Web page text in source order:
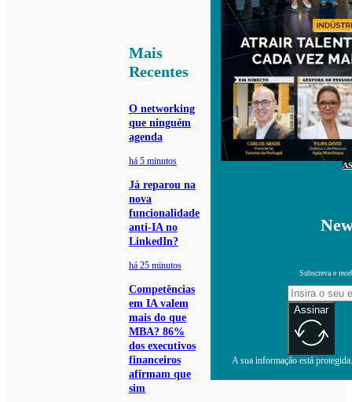
Mais
Recentes
O networking
que ninguém
agenda
há 5 minutos
Já reparou na
nova
funcionalidade
anti-IA no
LinkedIn?
há 25 minutos
Competências
em IA valem
mais do que
MBA? 86%
dos executivos
financeiros
afirmam que
sim
Subscreva e
Assinar
A sua informação está